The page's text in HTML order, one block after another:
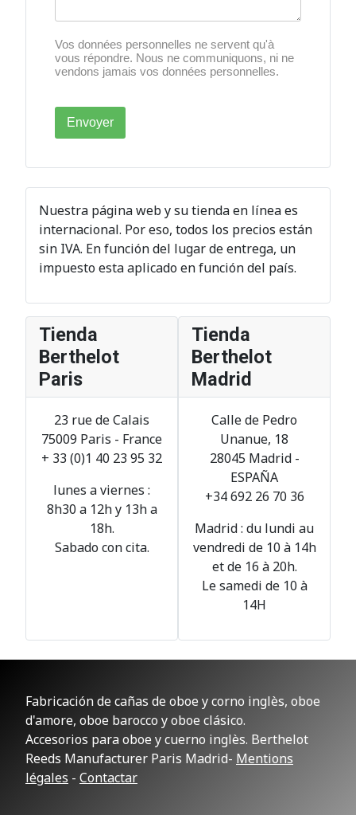
Vos données personnelles ne servent qu'à
vous répondre. Nous ne communiquons, ni ne
vendons jamais vos données personnelles.
Envoyer
Nuestra página web y su tienda en línea es
internacional. Por eso, todos los precios están
sin IVA. En función del lugar de entrega, un
impuesto esta aplicado en función del país.
Tienda
Berthelot
Paris
23 rue de Calais
75009 Paris - France
+ 33 (0)1 40 23 95 32
lunes a viernes :
8h30 a 12h y 13h a
18h.
Sabado con cita.
Tienda
Berthelot
Madrid
Calle de Pedro
Unanue, 18
28045 Madrid-
ESPAÑA
+34 692 26 70 36
Madrid : du lundi au
vendredi de 10 à 14h
et de 16 à 20h.
Le samedi de 10 à
14H
Fabricación de cañas de oboe y corno inglès, oboe
d'amore, oboe barocco y oboe clásico.
Accesorios para oboe y cuerno inglès. Berthelot
Reeds Manufacturer Paris Madrid- Mentions
légales - Contactar